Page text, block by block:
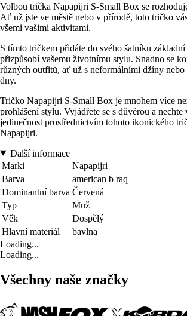
Volbou trička Napapijri S-Small Box se
Ať už jste ve městě nebo v přírodě, toto tričko
všemi vašimi aktivitami.
S tímto tričkem přidáte do svého šatníku
přizpůsobí vašemu životnímu stylu. Snadno se
různých outfitů, ať už s neformálními džíny nebo
dny.
Tričko Napapijri S-Small Box je mnohem více
prohlášení stylu. Vyjádřete se s důvěrou a
jedinečnost prostřednictvím tohoto ikonického
Napapijri.
Další informace
Marki
Napapijri
Barva
american b raq
Dominantní barva Červená
Typ
Muž
Věk
Dospělý
Hlavní materiál
bavlna
Loading...
Loading...
Všechny naše značky